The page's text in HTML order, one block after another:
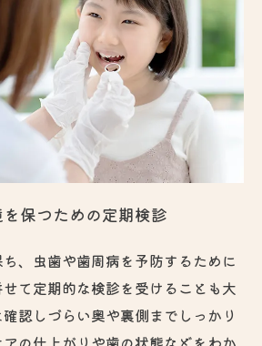
保つための定期検診
、虫歯や歯周病を予防するために
て定期的な検診を受けることも大
認しづらい奥や裏側までしっかり